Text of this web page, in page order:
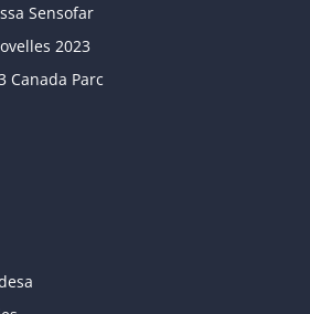
Sensofar
2023
Canada Parc